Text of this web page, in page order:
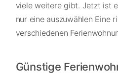
viele weitere gibt. Jetzt ist
nur eine auszuwählen Eine
verschiedenen
Günstige